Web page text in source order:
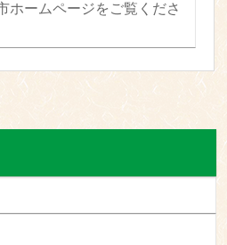
ホームページをご覧くださ